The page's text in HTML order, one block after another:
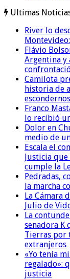
Ultimas
River lo
Flávio
Argentina y
Camilota
historia de
Franco
lo recibió
Dolor en
medio de
Escala el
Justicia
cumple la
Pedradas,
la marcha
La Cámara
Julio de
La
senadora K
Tierras por
extranjeros
«Yo tenía
regalado»:
justicia